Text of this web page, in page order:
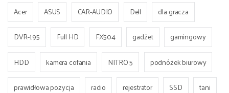
Acer ASUS CAR-AUDIO Dell
dla gracza
DVR-195
Full HD FX504 gadżet
gamingowy
HDD
kamera cofania NITRO 5
podnóżek biurowy
prawidłowa pozycja
radio rejestrator SSD
tani